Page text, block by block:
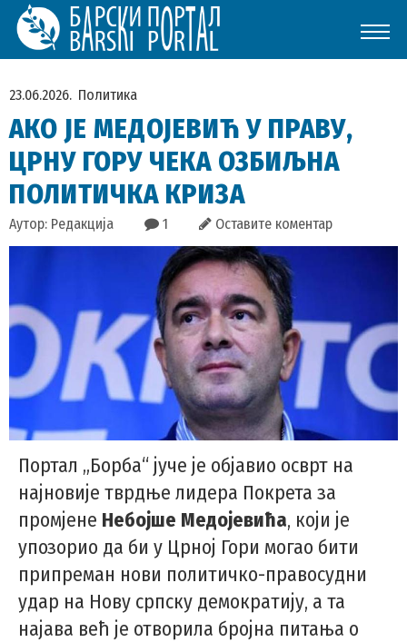
23.06.2026. Политика
АКО ЈЕ МЕДОЈЕВИЋ У ПРАВУ,
ЦРНУ ГОРУ ЧЕКА ОЗБИЉНА
ПОЛИТИЧКА КРИЗА
Аутор: Редакција 1 Оставите коментар
Портал „Борба“ јуче је објавио осврт на
најновије тврдње лидера Покрета за
промјене Небојше Медојевића, који је
упозорио да би у Црној Гори могао бити
припреман нови политичко-правосудни
удар на Нову српску демократију, а та
најава већ је отворила бројна питања о